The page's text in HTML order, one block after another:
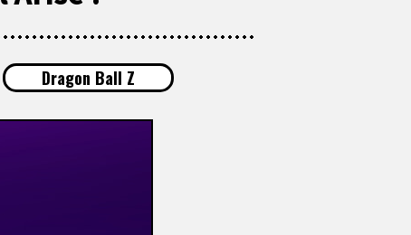
Dragon Ball Z